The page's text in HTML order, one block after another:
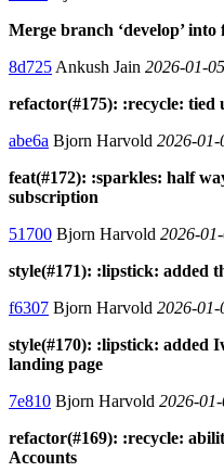
Merge branch ‘develop’
8d725 Ankush Jain 2026-01-
refactor(#175): :recycle:
abe6a Bjorn Harvold 2026-
feat(#172): :sparkles: half
subscription
51700 Bjorn Harvold 2026-
style(#171): :lipstick: added
f6307 Bjorn Harvold 2026-
style(#170): :lipstick: added
landing page
7e810 Bjorn Harvold 2026-
refactor(#169): :recycle:
Accounts